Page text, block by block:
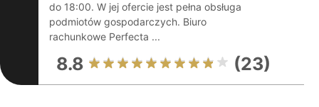
do 18:00. W jej ofercie jest pełna obsługa
podmiotów gospodarczych. Biuro
rachunkowe Perfecta ...
8.8 (23)